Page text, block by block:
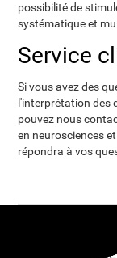
possibilité de
systématique et
Service
Si vous avez des
l'interprétation des
pouvez nous
en neurosciences
répondra à vos